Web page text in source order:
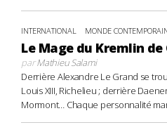
INTERNATIONAL MONDE
Le Mage du Kremlin
parMathieu Salami
Derrière Alexandre Le Grand se
Louis XIII, Richelieu ; derrière
Mormont… Chaque personnalité